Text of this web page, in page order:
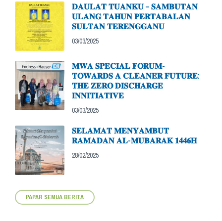
𝐃𝐀𝐔𝐋𝐀𝐓 𝐓𝐔𝐀𝐍𝐊𝐔 – 𝐒𝐀𝐌𝐁𝐔𝐓𝐀𝐍
𝐔𝐋𝐀𝐍𝐆 𝐓𝐀𝐇𝐔𝐍 𝐏𝐄𝐑𝐓𝐀𝐁𝐀𝐋𝐀𝐍
𝐒𝐔𝐋𝐓𝐀𝐍 𝐓𝐄𝐑𝐄𝐍𝐆𝐆𝐀𝐍𝐔
03/03/2025
𝐌𝐖𝐀 𝐒𝐏𝐄𝐂𝐈𝐀𝐋 𝐅𝐎𝐑𝐔𝐌-
𝐓𝐎𝐖𝐀𝐑𝐃𝐒 𝐀 𝐂𝐋𝐄𝐀𝐍𝐄𝐑 𝐅𝐔𝐓𝐔𝐑𝐄:
𝐓𝐇𝐄 𝐙𝐄𝐑𝐎 𝐃𝐈𝐒𝐂𝐇𝐀𝐑𝐆𝐄
𝐈𝐍𝐍𝐈𝐓𝐈𝐀𝐓𝐈𝐕𝐄
03/03/2025
𝐒𝐄𝐋𝐀𝐌𝐀𝐓 𝐌𝐄𝐍𝐘𝐀𝐌𝐁𝐔𝐓
𝐑𝐀𝐌𝐀𝐃𝐀𝐍 𝐀𝐋-𝐌𝐔𝐁𝐀𝐑𝐀𝐊 𝟏𝟒𝟒𝟔𝐇
28/02/2025
PAPAR SEMUA BERITA